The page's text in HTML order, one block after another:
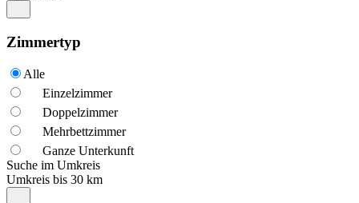
Zimmertyp
Alle
Einzelzimmer
Doppelzimmer
Mehrbettzimmer
Ganze Unterkunft
Suche im Umkreis
Umkreis bis 30 km